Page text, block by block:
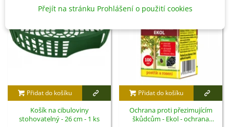
Přidat do košíku
Košík na cibuloviny
stohovatelný - 26 cm - 1 ks
Přidat do košíku
Ochrana proti přezimujícím
škůdcům - Ekol - ochrana
Přejít na stránku Prohlášení o použití cookies